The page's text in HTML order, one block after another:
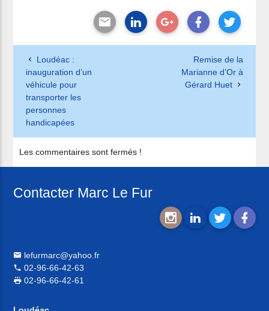
Loudéac :
inauguration d’un
véhicule pour
transporter les
personnes
handicapées
Remise de la
Marianne d’Or à
Gérard Huet
Les commentaires sont fermés !
Contacter Marc Le Fur
lefurmarc@yahoo.fr
02-96-66-42-63
02-96-66-42-61